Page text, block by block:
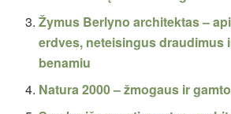
Žymus Berlyno architektas –
erdves, neteisingus draudimus
benamiu
Natura 2000 – žmogaus ir